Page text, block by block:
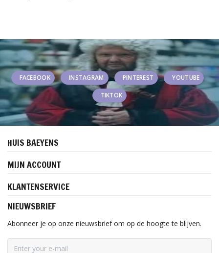
FACEBOOK INSTAGRAM PINTEREST YOUTUBE
TIKTOK
HUIS BAEYENS
MIJN ACCOUNT
KLANTENSERVICE
NIEUWSBRIEF
Abonneer je op onze nieuwsbrief om op de hoogte te blijven.